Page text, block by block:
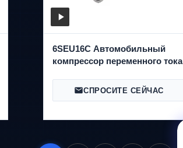
6SEU16C Автомобильный
компрессор переменного тока
СПРОСИТЕ СЕЙЧАС